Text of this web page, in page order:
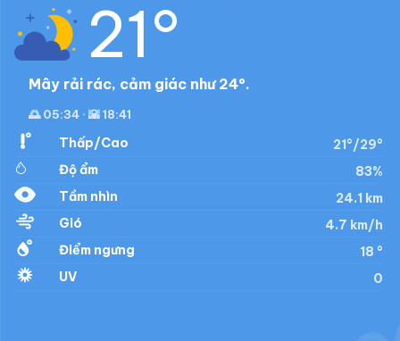
21°
Mây rải rác, cảm giác như 24°.
🌅 05:34 · 🌇 18:41
Thấp/Cao
21°/29°
Độ ẩm
83%
Tầm nhìn
24.1 km
Gió
4.7 km/h
Điểm ngưng
18 °
UV
0